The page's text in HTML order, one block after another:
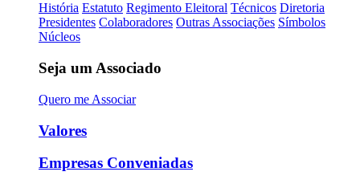
História Estatuto Regimento Eleitoral Técnicos Diretoria
Presidentes Colaboradores Outras Associações Símbolos
Núcleos
Seja um Associado
Quero me Associar
Valores
Empresas Conveniadas